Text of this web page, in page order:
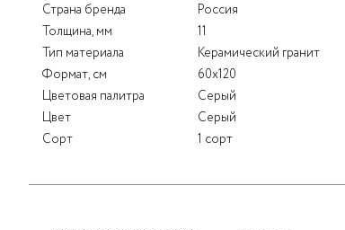
Страна бренда
Россия
Толщина, мм
11
Тип материала
Керамический гранит
Формат, см
60x120
Цветовая палитра
Серый
Цвет
Серый
Сорт
1 сорт